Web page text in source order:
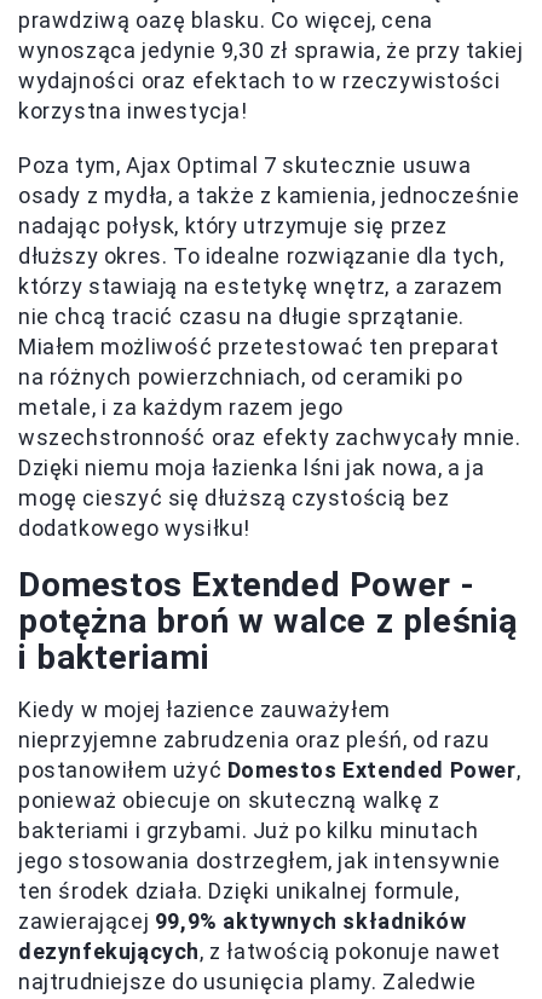
prawdziwą oazę blasku. Co więcej, cena
wynosząca jedynie 9,30 zł sprawia, że przy takiej
wydajności oraz efektach to w rzeczywistości
korzystna inwestycja!
Poza tym, Ajax Optimal 7 skutecznie usuwa
osady z mydła, a także z kamienia, jednocześnie
nadając połysk, który utrzymuje się przez
dłuższy okres. To idealne rozwiązanie dla tych,
którzy stawiają na estetykę wnętrz, a zarazem
nie chcą tracić czasu na długie sprzątanie.
Miałem możliwość przetestować ten preparat
na różnych powierzchniach, od ceramiki po
metale, i za każdym razem jego
wszechstronność oraz efekty zachwycały mnie.
Dzięki niemu moja łazienka lśni jak nowa, a ja
mogę cieszyć się dłuższą czystością bez
dodatkowego wysiłku!
Domestos Extended Power -
potężna broń w walce z pleśnią
i bakteriami
Kiedy w mojej łazience zauważyłem
nieprzyjemne zabrudzenia oraz pleśń, od razu
postanowiłem użyć Domestos Extended Power,
ponieważ obiecuje on skuteczną walkę z
bakteriami i grzybami. Już po kilku minutach
jego stosowania dostrzegłem, jak intensywnie
ten środek działa. Dzięki unikalnej formule,
zawierającej 99,9% aktywnych składników
dezynfekujących, z łatwością pokonuje nawet
najtrudniejsze do usunięcia plamy. Zaledwie